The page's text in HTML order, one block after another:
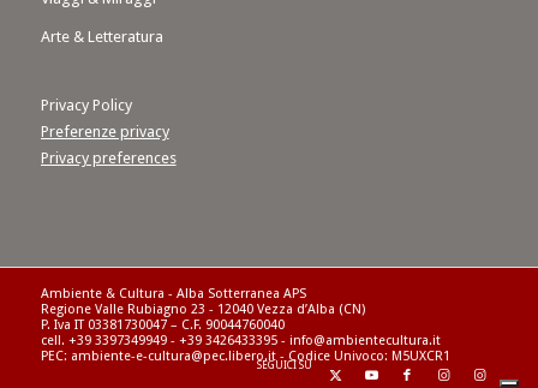
Arte & Letteratura
Privacy Policy
Preferenze privacy
Privacy preferences
Ambiente & Cultura - Alba Sotterranea APS
Regione Valle Rubiagno 23 - 12040 Vezza d’Alba (CN)
P. Iva IT 03381730047 – C.F. 90044760040
cell. +39 3397349949 - +39 3426433395 - info@ambientecultura.it
PEC: ambiente-e-cultura@pec.libero.it - Codice Univoco: M5UXCR1